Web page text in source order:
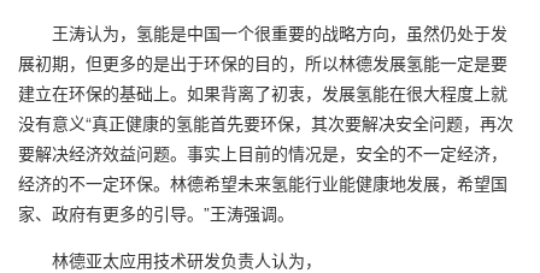
王涛认为，氢能是中国一个很重要的战略方向，虽然仍处于发
展初期，但更多的是出于环保的目的，所以林德发展氢能一定是要
建立在环保的基础上。如果背离了初衷，发展氢能在很大程度上就
没有意义“真正健康的氢能首先要环保，其次要解决安全问题，再次
要解决经济效益问题。事实上目前的情况是，安全的不一定经济，
经济的不一定环保。林德希望未来氢能行业能健康地发展，希望国
家、政府有更多的引导。”王涛强调。
林德亚太应用技术研发负责人认为，